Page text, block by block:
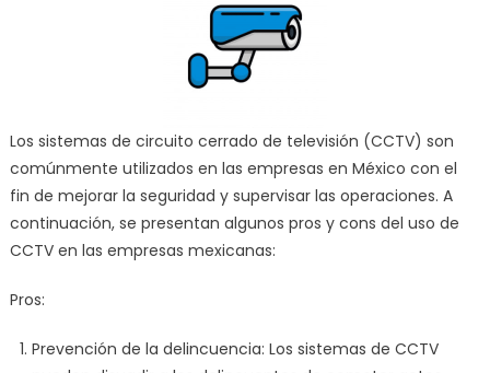
Los sistemas de circuito cerrado de televisión (CCTV) son
comúnmente utilizados en las empresas en México con el
fin de mejorar la seguridad y supervisar las operaciones. A
continuación, se presentan algunos pros y cons del uso de
CCTV en las empresas mexicanas:
Pros:
Prevención de la delincuencia: Los sistemas de CCTV